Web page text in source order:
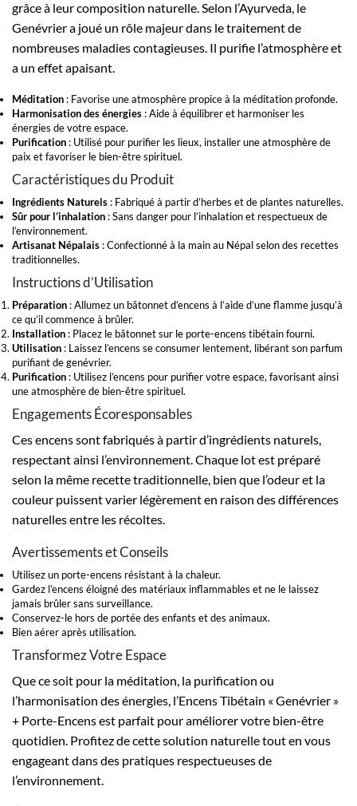
grâce à leur composition naturelle. Selon l’Ayurveda, le
Genévrier a joué un rôle majeur dans le traitement de
nombreuses maladies contagieuses. Il purifie l’atmosphère et
a un effet apaisant.
Méditation : Favorise une atmosphère propice à la méditation profonde.
Harmonisation des énergies : Aide à équilibrer et harmoniser les
énergies de votre espace.
Purification : Utilisé pour purifier les lieux, installer une atmosphère de
paix et favoriser le bien-être spirituel.
Caractéristiques du Produit
Ingrédients Naturels : Fabriqué à partir d’herbes et de plantes naturelles.
Sûr pour l’inhalation : Sans danger pour l’inhalation et respectueux de
l’environnement.
Artisanat Népalais : Confectionné à la main au Népal selon des recettes
traditionnelles.
Instructions d’Utilisation
Préparation : Allumez un bâtonnet d’encens à l’aide d’une flamme jusqu’à
ce qu’il commence à brûler.
Installation : Placez le bâtonnet sur le porte-encens tibétain fourni.
Utilisation : Laissez l’encens se consumer lentement, libérant son parfum
purifiant de genévrier.
Purification : Utilisez l’encens pour purifier votre espace, favorisant ainsi
une atmosphère de bien-être spirituel.
Engagements Écoresponsables
Ces encens sont fabriqués à partir d’ingrédients naturels,
respectant ainsi l’environnement. Chaque lot est préparé
selon la même recette traditionnelle, bien que l’odeur et la
couleur puissent varier légèrement en raison des différences
naturelles entre les récoltes.
Avertissements et Conseils
Utilisez un porte-encens résistant à la chaleur.
Gardez l’encens éloigné des matériaux inflammables et ne le laissez
jamais brûler sans surveillance.
Conservez-le hors de portée des enfants et des animaux.
Bien aérer après utilisation.
Transformez Votre Espace
Que ce soit pour la méditation, la purification ou
l’harmonisation des énergies, l’Encens Tibétain « Genévrier »
+ Porte-Encens est parfait pour améliorer votre bien-être
quotidien. Profitez de cette solution naturelle tout en vous
engageant dans des pratiques respectueuses de
l’environnement.